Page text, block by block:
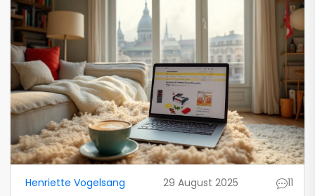
Henriette Vogelsang 29 August 2025 11